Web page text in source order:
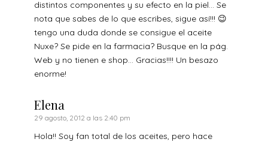
distintos componentes y su efecto en la piel… Se
nota que sabes de lo que escribes, sigue así!!! 😉
tengo una duda donde se consigue el aceite
Nuxe? Se pide en la farmacia? Busque en la pág.
Web y no tienen e shop… Gracias!!!! Un besazo
enorme!
Elena
29 agosto, 2012 a las 2:40 pm
Hola!! Soy fan total de los aceites, pero hace